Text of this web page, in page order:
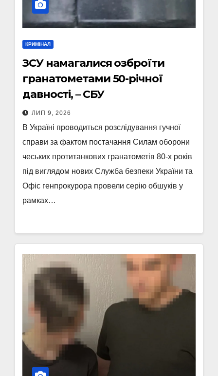
КРИМІНАЛ
ЗСУ намагалися озброїти
гранатометами 50-річної
давності, – СБУ
ЛИП 9, 2026
В Україні проводиться розслідування гучної
справи за фактом постачання Силам оборони
чеських протитанкових гранатометів 80-х років
під виглядом нових Служба безпеки України та
Офіс генпрокурора провели серію обшуків у
рамках…